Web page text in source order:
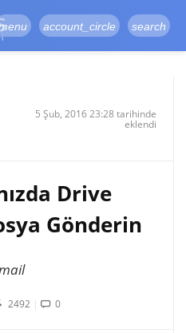
account_circle search
5 Şub, 2016 23:28 tarihinde
eklendi
Drive
Gönderin
2492 | 0